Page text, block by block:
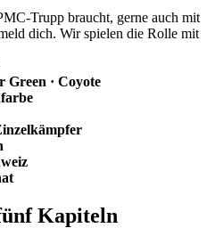
Trupp braucht, gerne auch mit
dich. Wir spielen die Rolle mit
Green · Coyote
Kapiteln